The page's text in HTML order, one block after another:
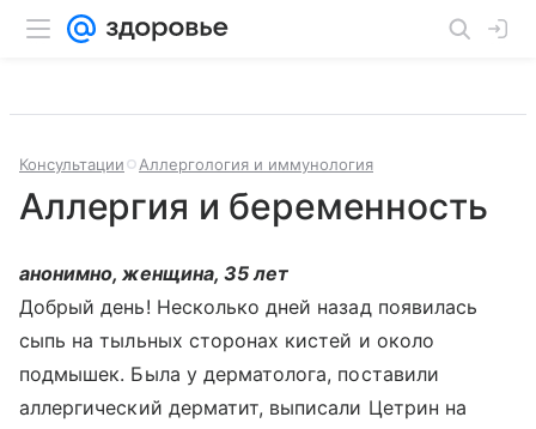
Консультации Аллергология и иммунология
Аллергия и беременность
анонимно, женщина, 35 лет
Добрый день! Несколько дней назад появилась
сыпь на тыльных сторонах кистей и около
подмышек. Была у дерматолога, поставили
аллергический дерматит, выписали Цетрин на